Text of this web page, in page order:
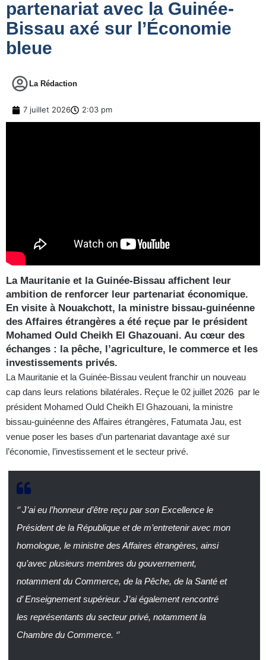
partenariat avec la Guinée-
Bissau axé sur l’Économie
bleue
La Rédaction
7 juillet 2026 2:03 pm
La Mauritanie et la Guinée-Bissau affichent leur
ambition de renforcer leur partenariat économique.
En visite à Nouakchott, la ministre bissau-guinéenne
des Affaires étrangères a été reçue par le président
Mohamed Ould Cheikh El Ghazouani. Au cœur des
échanges : la pêche, l’agriculture, le commerce et les
investissements privés.
La Mauritanie et la Guinée-Bissau veulent franchir un nouveau
cap dans leurs relations bilatérales. Reçue le 02 juillet 2026 par le
président Mohamed Ould Cheikh El Ghazouani, la ministre
bissau-guinéenne des Affaires étrangères, Fatumata Jau, est
venue poser les bases d’un partenariat davantage axé sur
l’économie, l’investissement et le secteur privé.
‘’J’ai eu l’honneur d’être reçu par son Excellence le
Président de la République et de m’entretenir avec mon
homologue, le ministre des Affaires étrangères, ainsi
qu’avec plusieurs membres du gouvernement,
notamment du Commerce, de la Pêche, de la Santé et
d’ Enseignement supérieur. J’ai également rencontré
les représentants du secteur privé, notamment la
Chambre du Commerce. ‘’